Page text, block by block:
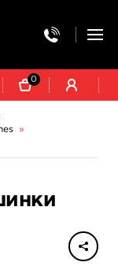
0
»